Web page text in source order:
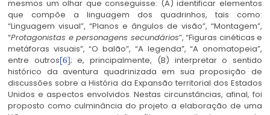
mesmos um olhar que conseguisse: (A) identificar elementos
que compõe a linguagem dos quadrinhos, tais como:
“Linguagem visual”, “Planos e ângulos de visão”, “Montagem”,
“Protagonistas e personagens secundários”, “Figuras cinéticas e
metáforas visuais”, “O balão”, “A legenda”, “A onomatopeia”,
entre outros[6]; e, principalmente, (B) interpretar o sentido
histórico da aventura quadrinizada em sua proposição de
discussões sobre a História da Expansão territorial dos Estados
Unidos e aspectos envolvidos. Nestas circunstâncias, afinal, foi
proposto como culminância do projeto a elaboração de uma